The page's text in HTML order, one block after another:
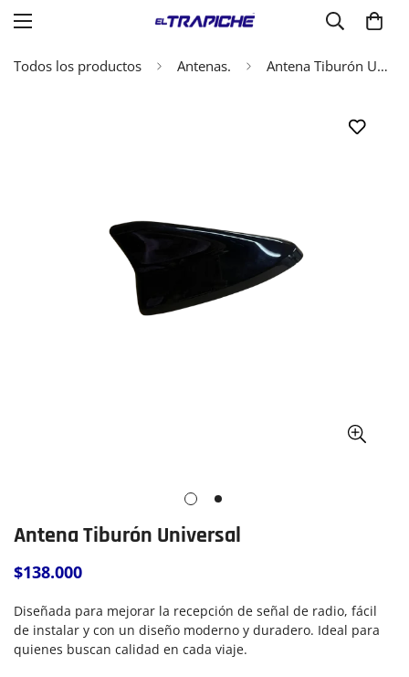
Todos los productos Antenas. Antena Tiburón Universal
Antena Tiburón Universal
Precio
$138.000
Diseñada para mejorar la recepción de señal de radio, fácil
de instalar y con un diseño moderno y duradero. Ideal para
quienes buscan calidad en cada viaje.